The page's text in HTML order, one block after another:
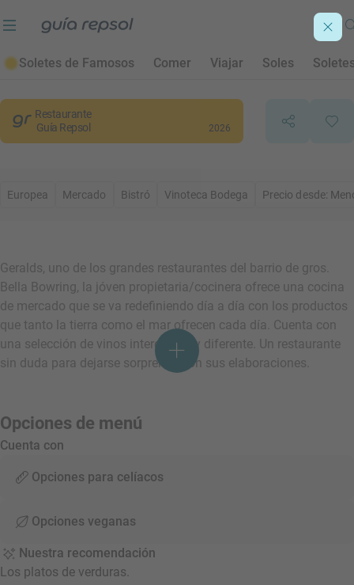
Soletes de Famosos Comer Viajar Soles
Restaurante
Guía Repsol
2026
Europea Mercado Bistró Vinoteca Bodega Precio desde:
Geralds, uno de los grandes restaurantes del barrio de gros.
Bella Bowring, la jóven propietaria/cocinera ofrece una cocina
de mercado que se va redefiniendo día a día con los productos
que tanto la tierra como el mar ofrecen cada día. Cuenta con
una selección de vinos interesante y diferente. Un restaurante
sin duda para dejarse sorprende con sus elaboraciones.
Opciones de menú
Cuenta con
Opciones para celíacos
Opciones veganas
Nuestra recomendación
Los platos de verduras.